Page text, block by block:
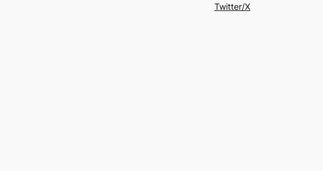
Twitter/X